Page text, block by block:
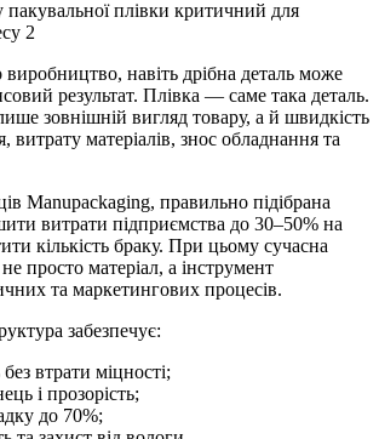
навіть дрібна деталь може
результат. Плівка — саме така деталь.
зовнішній вигляд товару, а й швидкість
витрату матеріалів, знос обладнання та
Manupackaging, правильно підібрана
витрати підприємства до 30–50% на
кількість браку. При цьому сучасна
просто матеріал, а інструмент
та маркетингових процесів.
забезпечує:
без втрати міцності;
і прозорість;
до 70%;